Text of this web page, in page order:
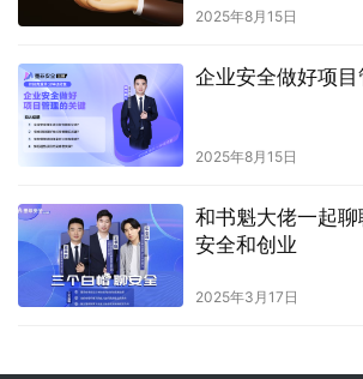
2025年8月15日
企业安全做好项
2025年8月15日
和书魁大佬一起
安全和创业
2025年3月17日